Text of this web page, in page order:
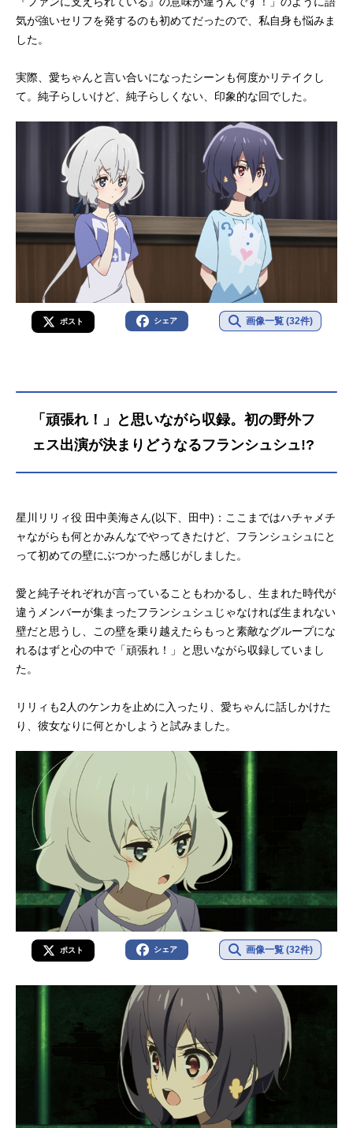
気が強いセリフを発するのも初めてだったので、私自身も悩みま
した。
実際、愛ちゃんと言い合いになったシーンも何度かリテイクし
て。純子らしいけど、純子らしくない、印象的な回でした。
ポスト シェア 画像一覧 (32件)
「頑張れ！」と思いながら収録。初の野外フ
ェス出演が決まりどうなるフランシュシュ!?
星川リリィ役 田中美海さん(以下、田中)：ここまではハチャメチ
ャながらも何とかみんなでやってきたけど、フランシュシュにと
って初めての壁にぶつかった感じがしました。
愛と純子それぞれが言っていることもわかるし、生まれた時代が
違うメンバーが集まったフランシュシュじゃなければ生まれない
壁だと思うし、この壁を乗り越えたらもっと素敵なグループにな
れるはずと心の中で「頑張れ！」と思いながら収録していまし
た。
リリィも2人のケンカを止めに入ったり、愛ちゃんに話しかけた
り、彼女なりに何とかしようと試みました。
ポスト シェア 画像一覧 (32件)